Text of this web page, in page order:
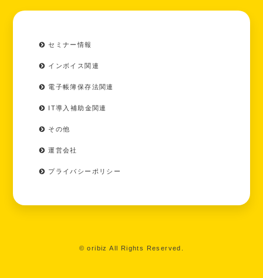
セミナー情報
インボイス関連
電子帳簿保存法関連
IT導入補助金関連
その他
運営会社
プライバシーポリシー
© oribiz All Rights Reserved.